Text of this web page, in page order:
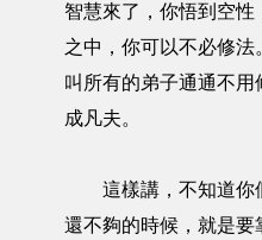
智慧來了，你悟到空
之中，你可以不必修法
叫所有的弟子通通不
成凡夫。
這樣講，不知道你
還不夠的時候，就是要